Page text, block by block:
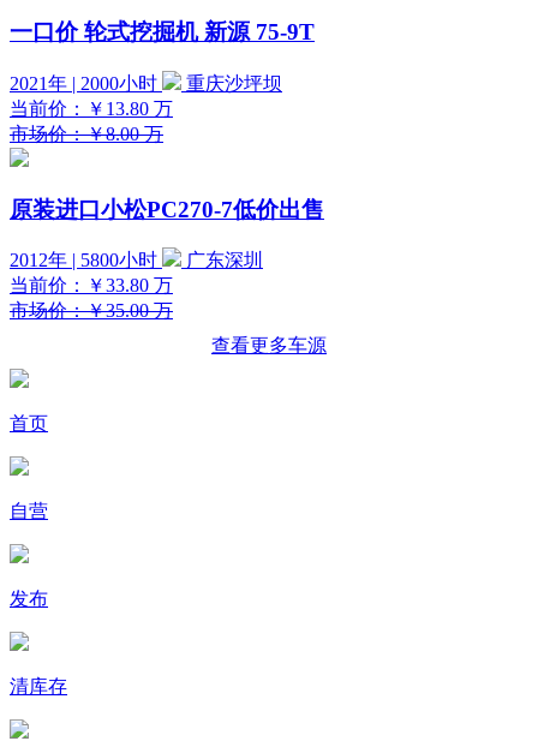
一口价 轮式挖掘机 新源 75-9T
2021年 | 2000小时
重庆沙坪坝
当前价：
￥13.80 万
市场价：￥8.00 万
原装进口小松PC270-7低价出售
2012年 | 5800小时
广东深圳
当前价：
￥33.80 万
市场价：￥35.00 万
查看更多车源
首页
自营
发布
清库存